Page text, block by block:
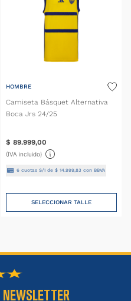
HOMBRE
Camiseta Básquet Alternativa
Boca Jrs 24/25
$ 89.999,00
(IVA incluido)
6cuotas S/I de $ 14.999,83con BBVA
SELECCIONAR TALLE
NEWSLETTER